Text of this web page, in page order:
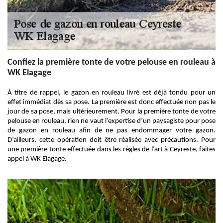
Confiez la première tonte de votre pelouse en rouleau à
WK Elagage
À titre de rappel, le gazon en rouleau livré est déjà tondu pour un
effet immédiat dès sa pose. La première est donc effectuée non pas le
jour de sa pose, mais ultérieurement. Pour la première tonte de votre
pelouse en rouleau, rien ne vaut l’expertise d’un paysagiste pour pose
de gazon en rouleau afin de ne pas endommager votre gazon.
D’ailleurs, cette opération doit être réalisée avec précautions. Pour
une première tonte effectuée dans les règles de l’art à Ceyreste, faites
appel à WK Elagage.